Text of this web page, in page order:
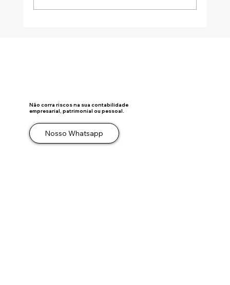
Não corra riscos na sua contabilidade
empresarial, patrimonial ou pessoal.
Nosso Whatsapp